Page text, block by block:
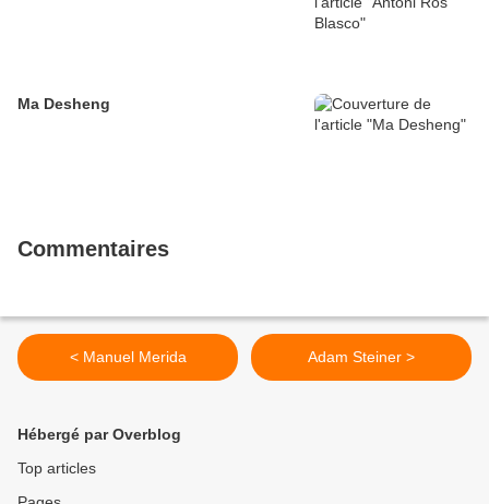
Ma Desheng
Commentaires
< Manuel Merida Adam Steiner >
Hébergé par Overblog
Top articles